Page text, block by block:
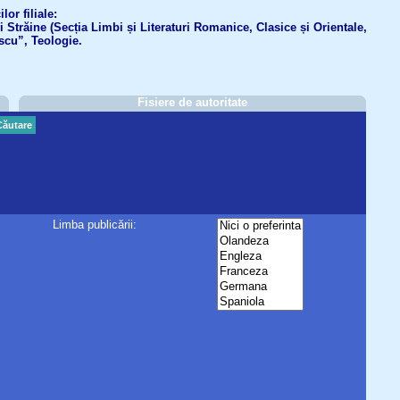
filiale:
(Secția Limbi și Literaturi Romanice, Clasice și Orientale,
Teologie.
Fisiere de autoritate
Limba publicării: